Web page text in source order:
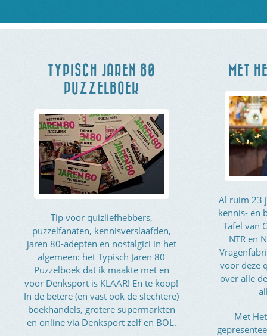
TYPISCH JAREN 80
PUZZELBOEK
Tip voor quizliefhebbers,
puzzelfanaten, kennisverslaafden,
jaren 80-adepten en nostalgici in het
algemeen: het Typisch Jaren 80
Puzzelboek dat ik maakte met en
voor Denksport is KLAAR! En te koop!
In de betere (en vast ook de slechtere)
boekhandels, grotere supermarkten
en online via Denksport zelf en BOL.
MET
Al ruim 23
kennis- en
Tafel van
NTR en
voor deze
over alle
Met